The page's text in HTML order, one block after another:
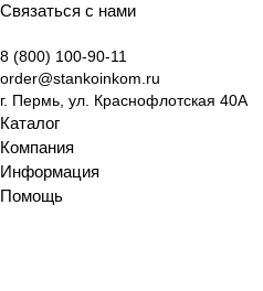
Связаться с нами
8 (800) 100-90-11
order@stankoinkom.ru
г. Пермь, ул. Краснофлотская 40А
Каталог
Компания
Информация
Помощь